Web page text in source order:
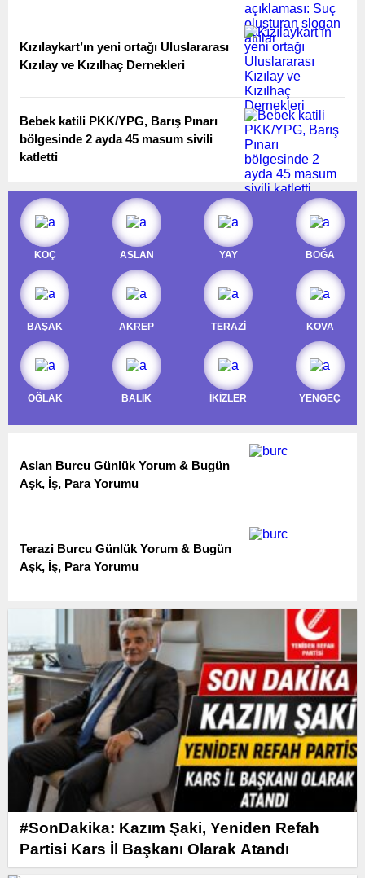
Kızılaykart’ın yeni ortağı Uluslararası
Kızılay ve Kızılhaç Dernekleri
Bebek katili PKK/YPG, Barış Pınarı
bölgesinde 2 ayda 45 masum sivili
katletti
KOÇ ASLAN YAY BOĞA
BAŞAK AKREP TERAZİ KOVA
OĞLAK BALIK İKİZLER YENGEÇ
Aslan Burcu Günlük Yorum & Bugün
Aşk, İş, Para Yorumu
Terazi Burcu Günlük Yorum & Bugün
Aşk, İş, Para Yorumu
#SonDakika: Kazım Şaki, Yeniden Refah
Partisi Kars İl Başkanı Olarak Atandı